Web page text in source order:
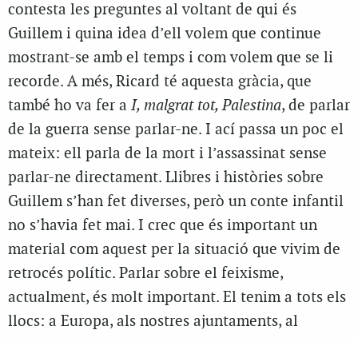
contesta les preguntes al voltant de qui és
Guillem i quina idea d’ell volem que continue
mostrant-se amb el temps i com volem que se li
recorde. A més, Ricard té aquesta gràcia, que
també ho va fer a I, malgrat tot, Palestina, de parlar
de la guerra sense parlar-ne. I ací passa un poc el
mateix: ell parla de la mort i l’assassinat sense
parlar-ne directament. Llibres i històries sobre
Guillem s’han fet diverses, però un conte infantil
no s’havia fet mai. I crec que és important un
material com aquest per la situació que vivim de
retrocés polític. Parlar sobre el feixisme,
actualment, és molt important. El tenim a tots els
llocs: a Europa, als nostres ajuntaments, al